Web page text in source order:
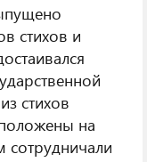
стихов и
стихов
на
сотрудничали